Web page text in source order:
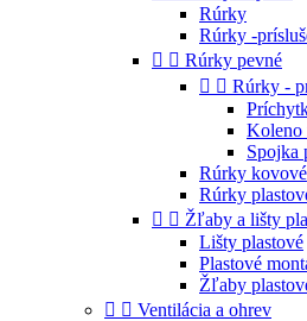
Rúrky
Rúrky -
  Rúrky pevné
  Rúrky -
Koleno
Spojka
Rúrky kovové
Rúrky
  Žľaby a lišty
Lišty plastové
Plastové
Žľaby
  Ventilácia a ohrev